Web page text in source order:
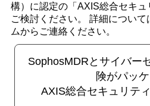
構）に認定の「AXIS総合セキ
ご検討ください。 詳細につい
ムからご連絡ください。
SophosMDRとサイバー
険がパッ
AXIS総合セキュリテ